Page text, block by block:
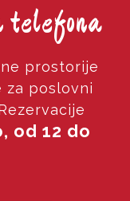
telefona
prostorije
za poslovni
od 12 do